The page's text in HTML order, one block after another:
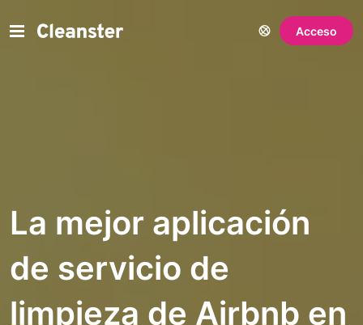
Acceso
La mejor aplicación
de servicio de
limpieza de Airbnb en